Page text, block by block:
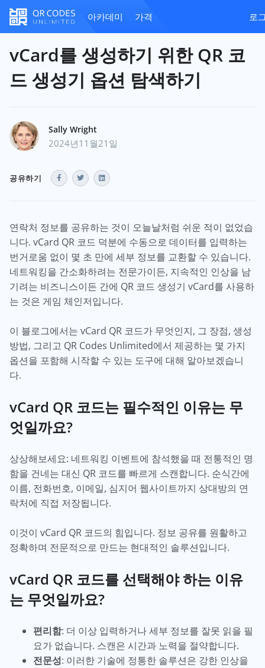
아카데미 가격 로
vCard를 생성하기 위한 QR 코
드 생성기 옵션 탐색하기
Sally Wright
2024년11월21일
공유하기
연락처 정보를 공유하는 것이 오늘날처럼 쉬운 적이 없었습
니다. vCard QR 코드 덕분에 수동으로 데이터를 입력하는
번거로움 없이 몇 초 만에 세부 정보를 교환할 수 있습니다.
네트워킹을 간소화하려는 전문가이든, 지속적인 인상을 남
기려는 비즈니스이든 간에 QR 코드 생성기 vCard를 사용하
는 것은 게임 체인저입니다.
이 블로그에서는 vCard QR 코드가 무엇인지, 그 장점, 생성
방법, 그리고 QR Codes Unlimited에서 제공하는 몇 가지
옵션을 포함해 시작할 수 있는 도구에 대해 알아보겠습니
다.
vCard QR 코드는 필수적인 이유는 무
엇일까요?
상상해보세요: 네트워킹 이벤트에 참석했을 때 전통적인 명
함을 건네는 대신 QR 코드를 빠르게 스캔합니다. 순식간에
이름, 전화번호, 이메일, 심지어 웹사이트까지 상대방의 연
락처에 직접 저장됩니다.
이것이 vCard QR 코드의 힘입니다. 정보 공유를 원활하고
정확하며 전문적으로 만드는 현대적인 솔루션입니다.
vCard QR 코드를 선택해야 하는 이유
는 무엇일까요?
편리함: 더 이상 입력하거나 세부 정보를 잘못 읽을 필
요가 없습니다. 스캔은 시간과 노력을 절약합니다.
전문성: 이러한 기술에 정통한 솔루션은 강한 인상을